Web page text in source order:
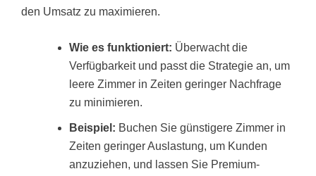
den Umsatz zu maximieren.
Wie es funktioniert: Überwacht die
Verfügbarkeit und passt die Strategie an, um
leere Zimmer in Zeiten geringer Nachfrage
zu minimieren.
Beispiel: Buchen Sie günstigere Zimmer in
Zeiten geringer Auslastung, um Kunden
anzuziehen, und lassen Sie Premium-